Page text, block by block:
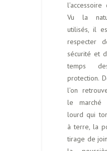
Vu la
utilisés, il
respecter
sécurité et
temps
protection.
l’on
le marché
lourd qui
à terre, la
tirage de